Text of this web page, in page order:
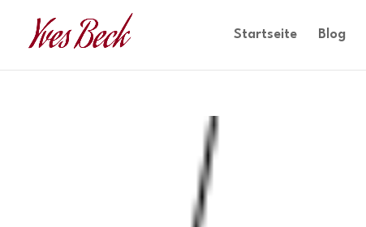
Startseite Blog